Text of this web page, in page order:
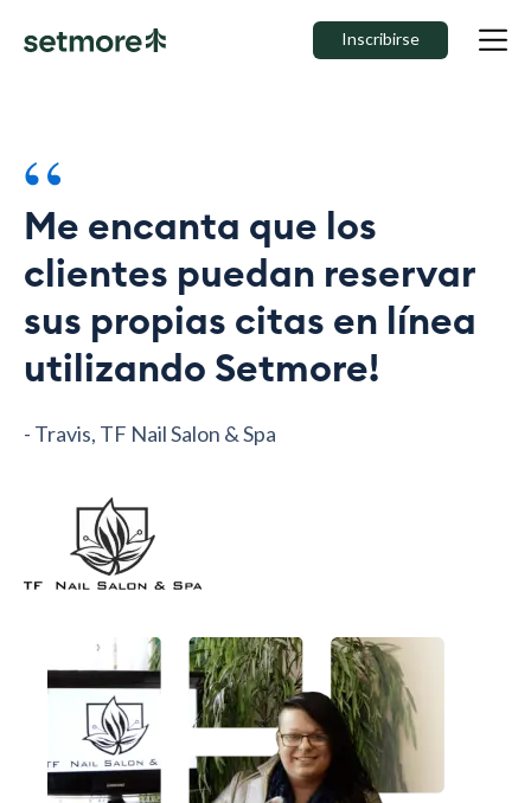
Inscribirse
“
Me encanta que los
clientes puedan reservar
sus propias citas en línea
utilizando Setmore!
- Travis, TF Nail Salon & Spa